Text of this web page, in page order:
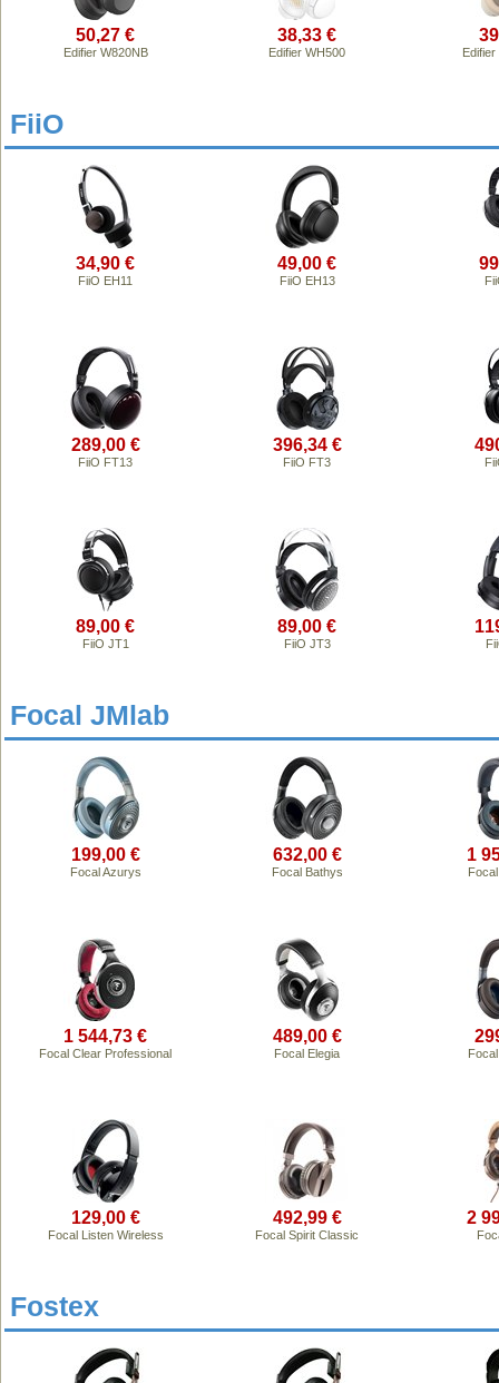
50,27 €
Edifier W820NB
38,33 €
Edifier WH500 Edifier
FiiO
34,90 €
FiiO EH11
49,00 €
FiiO EH13
289,00 €
FiiO FT13
396,34 €
FiiO FT3
89,00 €
FiiO JT1
89,00 €
FiiO JT3
Focal JMlab
199,00 €
Focal Azurys
632,00 €
Focal Bathys
1
1 544,73 €
Focal Clear Professional
489,00 €
Focal Elegia
129,00 €
Focal Listen Wireless
492,99 €
Focal Spirit Classic
2
Fostex